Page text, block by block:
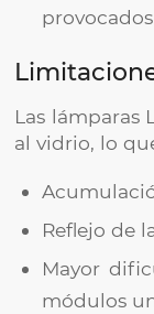
Las lámparas
al vidrio, lo
Reflejo de
Mayor
módulos